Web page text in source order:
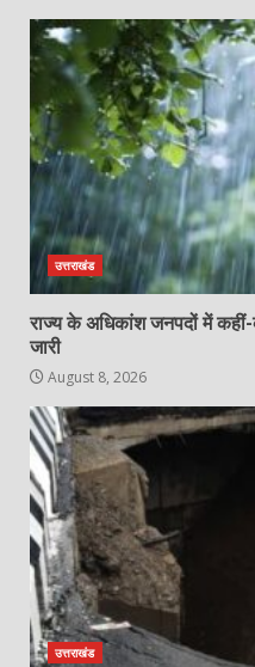
उत्तराखंड
राज्य के अधिकांश जनपदों में कहीं-
जारी
August 8, 2026
उत्तराखंड